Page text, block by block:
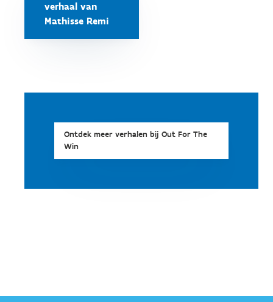
verhaal van
Mathisse Remi
Ontdek meer verhalen bij Out For The
Win